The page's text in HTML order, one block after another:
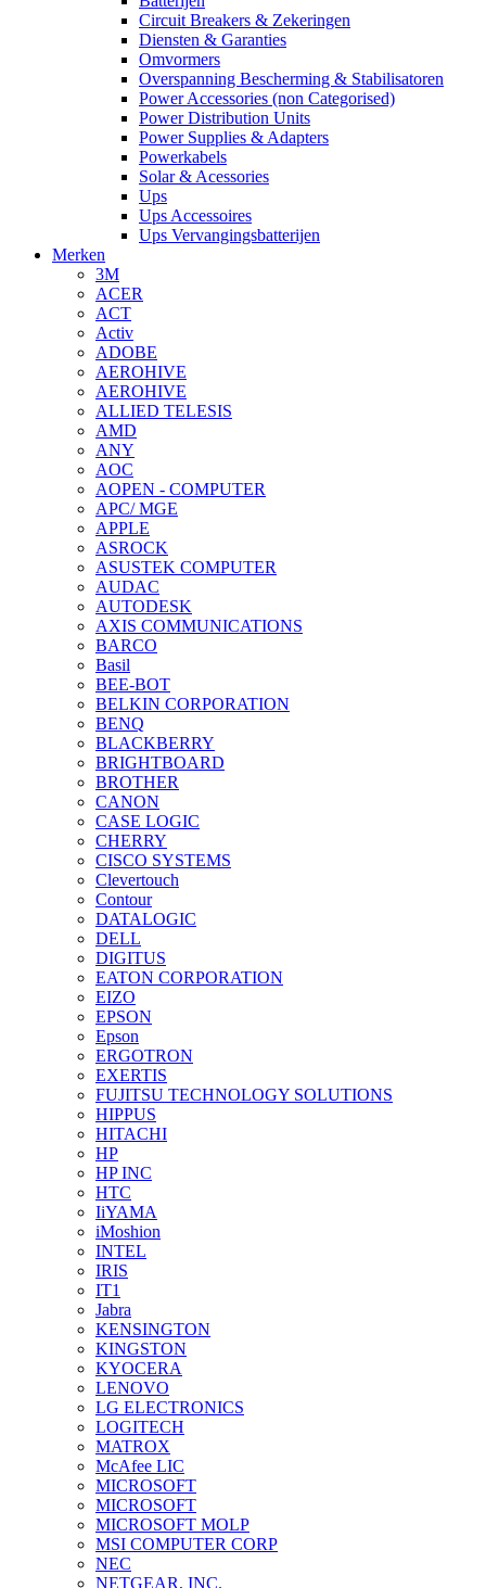
Circuit Breakers & Zekeringen
Diensten & Garanties
Omvormers
Overspanning Bescherming & Stabilisatoren
Power Accessories (non Categorised)
Power Distribution Units
Power Supplies & Adapters
Powerkabels
Solar & Acessories
Ups
Ups Accessoires
Ups Vervangingsbatterijen
Merken
3M
ACER
ACT
Activ
ADOBE
AEROHIVE
AEROHIVE
ALLIED TELESIS
AMD
ANY
AOC
AOPEN - COMPUTER
APC/ MGE
APPLE
ASROCK
ASUSTEK COMPUTER
AUDAC
AUTODESK
AXIS COMMUNICATIONS
BARCO
Basil
BEE-BOT
BELKIN CORPORATION
BENQ
BLACKBERRY
BRIGHTBOARD
BROTHER
CANON
CASE LOGIC
CHERRY
CISCO SYSTEMS
Clevertouch
Contour
DATALOGIC
DELL
DIGITUS
EATON CORPORATION
EIZO
EPSON
Epson
ERGOTRON
EXERTIS
FUJITSU TECHNOLOGY SOLUTIONS
HIPPUS
HITACHI
HP
HP INC
HTC
IiYAMA
iMoshion
INTEL
IRIS
IT1
Jabra
KENSINGTON
KINGSTON
KYOCERA
LENOVO
LG ELECTRONICS
LOGITECH
MATROX
McAfee LIC
MICROSOFT
MICROSOFT
MICROSOFT MOLP
MSI COMPUTER CORP
NEC
NETGEAR, INC.